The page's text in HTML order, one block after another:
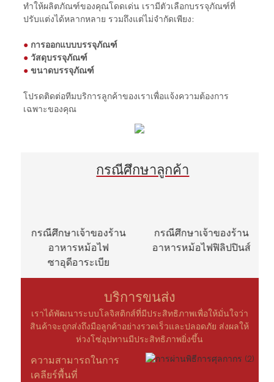
ทำให้ผลิตภัณฑ์ของคุณโดดเด่น เรามีตัวเลือกบรรจุภัณฑ์ที่
ปรับแต่งได้หลากหลาย รวมถึงแต่ไม่จำกัดเพียง:
● การออกแบบบรรจุภัณฑ์
●วัสดุบรรจุภัณฑ์
●ขนาดบรรจุภัณฑ์
โปรดติดต่อทีมบริการลูกค้าของเราเพื่อแจ้งความต้องการ
เฉพาะของคุณ
กรณีศึกษาลูกค้า
กรณีศึกษาเจ้าของร้าน
อาหารหม้อไฟ
ซาอุดีอาระเบีย
กรณีศึกษาเจ้าของร้าน
อาหารหม้อไฟฟิลิปปินส์
บริการขนส่ง
เราได้พัฒนาระบบโลจิสติกส์ที่มีประสิทธิภาพเพื่อให้มั่นใจว่า
สินค้าจะถูกส่งถึงมือลูกค้าอย่างรวดเร็วและปลอดภัย ส่งผลให้
ห่วงโซ่อุปทานมีประสิทธิภาพยิ่งขึ้น
ความสามารถในการ
เคลียร์พื้นที่